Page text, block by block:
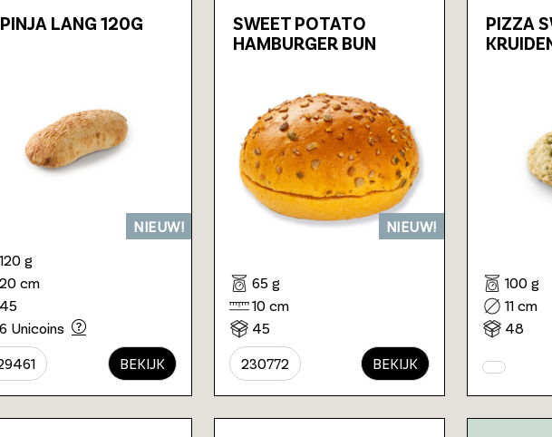
LANG 120G
NIEUW!
120 g
20 cm
45
6 Unicoins
BEKIJK
SWEET POTATO
HAMBURGER BUN
NIEUW!
65 g
10 cm
45
230772 BEKIJK
PIZZA
100 g
11 cm
48